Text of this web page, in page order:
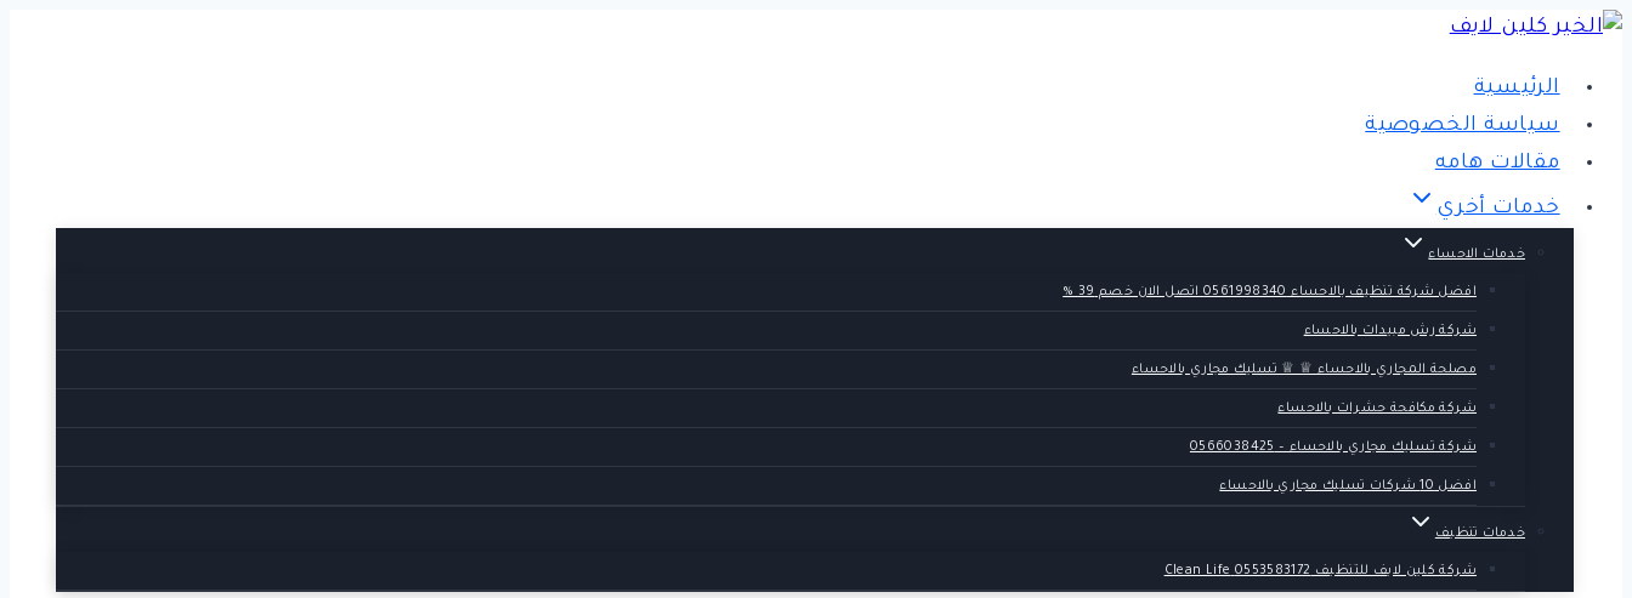
التجاوز
المحتوى
الرئيسية
سياسة الخصوصية
مقالات هامه
خدمات أخري
خدمات الاحساء
افضل شركة تنظيف بالاحساء 0561998340 اتصل الان خصم 39 %
شركة رش مبيدات بالاحساء
مصلحة المجاري بالاحساء ♕ ♕ تسليك مجاري بالاحساء
شركة مكافحة حشرات بالاحساء
شركة تسليك مجاري بالاحساء – 0566038425
افضل 10 شركات تسليك مجاري بالاحساء
خدمات تنظيف
شركة كلين لايف للتنظيف 0553583172 Clean Life